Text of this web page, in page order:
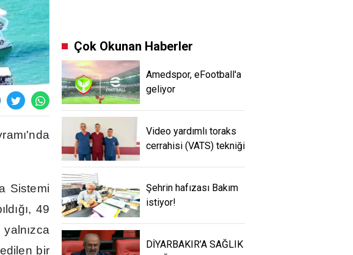
ı'nda
Sistemi
ı ldığı, 49
yalnızca
bir
Çok Okunan Haberler
Amedspor, eFootball'a
geliyor
Video yardımlı toraks
cerrahisi (VATS) tekniği
Şehrin hafızası Bakım
istiyor!
DİYARBAKIR’A SAĞLIK